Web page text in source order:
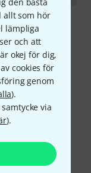
allt som hör
lämpliga
och att
okej för dig,
cookies för
genom
).
via
).